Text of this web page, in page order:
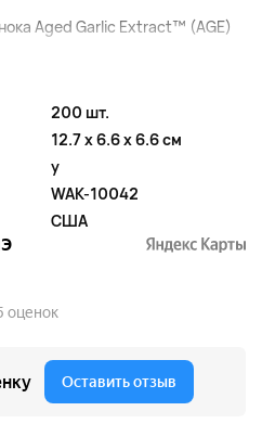
Aged Garlic Extract™ (AGE)
200 шт.
12.7 x 6.6 x 6.6 см
y
WAK-10042
США